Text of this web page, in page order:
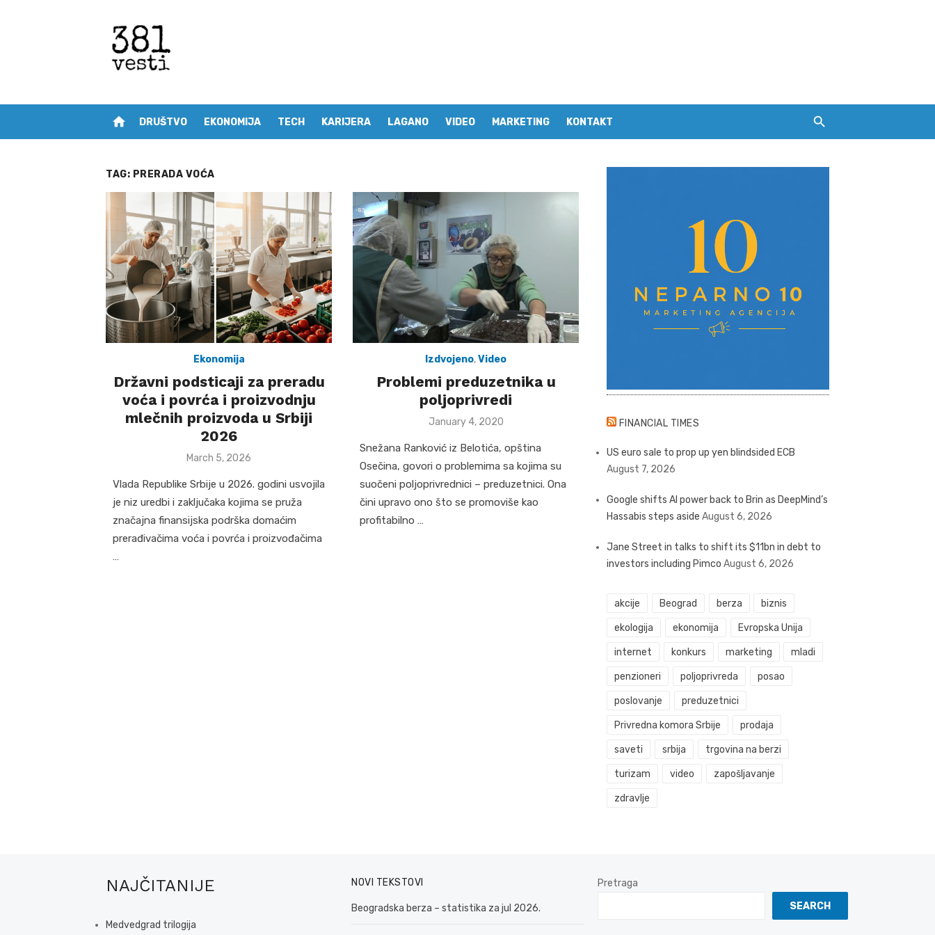
home DRUŠTVO EKONOMIJA TECH KARIJERA LAGANO VIDEO MARKETING KONTAKT
TAG: PRERADA VOĆA
Ekonomija
Državni podsticaji za preradu
voća i povrća i proizvodnju
mlečnih proizvoda u Srbiji
2026
Posted
March 5, 2026
Vlada Republike Srbije u 2026. godini usvojila
je niz uredbi i zaključaka kojima se pruža
značajna finansijska podrška domaćim
prerađivačima voća i povrća i proizvođačima
…
Izdvojeno,Video
Problemi preduzetnika u
poljoprivredi
Posted
January 4, 2020
Snežana Ranković iz Belotića, opština
Osečina, govori o problemima sa kojima su
suočeni poljoprivrednici – preduzetnici. Ona
čini upravo ono što se promoviše kao
profitabilno …
FINANCIAL TIMES
US euro sale to prop up yen blindsided ECB
August 7, 2026
Google shifts AI power back to Brin as DeepMind’s
Hassabis steps aside August 6, 2026
Jane Street in talks to shift its $11bn in debt to
investors including Pimco August 6, 2026
akcije Beograd berza biznis
ekologija ekonomija Evropska Unija
internet konkurs marketing mladi
penzioneri poljoprivreda posao
poslovanje preduzetnici
Privredna komora Srbije prodaja
saveti srbija trgovina na berzi
turizam video zapošljavanje
zdravlje
NAJČITANIJE
Medvedgrad trilogija
NOVI TEKSTOVI
Beogradska berza – statistika za jul 2026.
Pretraga
SEARCH